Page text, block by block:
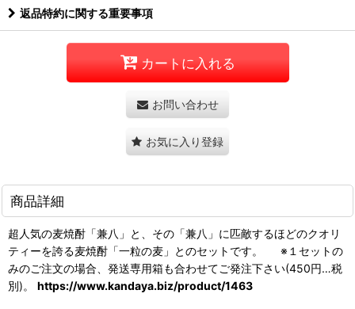
返品特約に関する重要事項
カートに入れる
お問い合わせ
お気に入り登録
商品詳細
超人気の麦焼酎「兼八」と、その「兼八」に匹敵するほどのクオリ
ティーを誇る麦焼酎「一粒の麦」とのセットです。 ※１セットの
みのご注文の場合、発送専用箱も合わせてご発注下さい(450円…税
別)。 https://www.kandaya.biz/product/1463